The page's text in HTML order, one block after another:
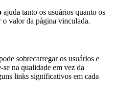
ajuda tanto os usuários quanto os
o valor da página vinculada.
sobrecarregar os usuários e
na qualidade em vez da
links significativos em cada